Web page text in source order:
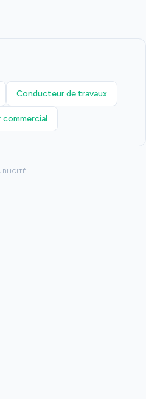
Conducteur de travaux